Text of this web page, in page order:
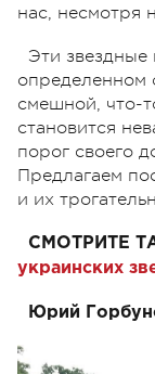
нас, несмотря
Эти
определенном
смешной, что-
становится
порог своего
Предлагаем
и их
СМОТРИТЕ
украинских
Юрий